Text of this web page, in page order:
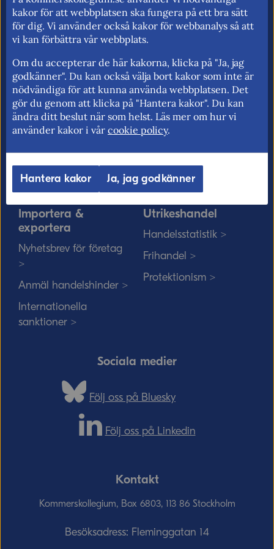
för fri rörlighet på EU:s inre marknad.
Kommerskollegium
Jobba hos oss >
Sök medarbetare >
Vårt uppdrag på
minoritetsspråk och
teckenspråk >
EU-rätten
Utan personnummer i
Sverige >
Solvit löser problem i EU
Myndigheter, kommuner
och EU-rätten >
Importera &
exportera
Nyhetsbrev för företag
>
Anmäl handelshinder >
Internationella
sanktioner >
Utrikeshandel
Handelsstatistik >
Frihandel >
Protektionism >
Sociala medier
Följ oss på Bluesky
Följ oss på Linkedin
Kontakt
Kommerskollegium, Box 6803, 113 86 Stockholm
Besöksadress: Fleminggatan 14
kakor för att webbplatsen ska fungera på ett bra sätt
för dig. Vi använder också kakor för webbanalys så att
vi kan förbättra vår webbplats.
Om du accepterar de här kakorna, klicka på "Ja, jag
godkänner". Du kan också välja bort kakor som inte är
nödvändiga för att kunna använda webbplatsen. Det
gör du genom att klicka på "Hantera kakor". Du kan
ändra ditt beslut när som helst. Läs mer om hur vi
använder kakor i vår cookie policy.
Hantera kakor Ja, jag godkänner